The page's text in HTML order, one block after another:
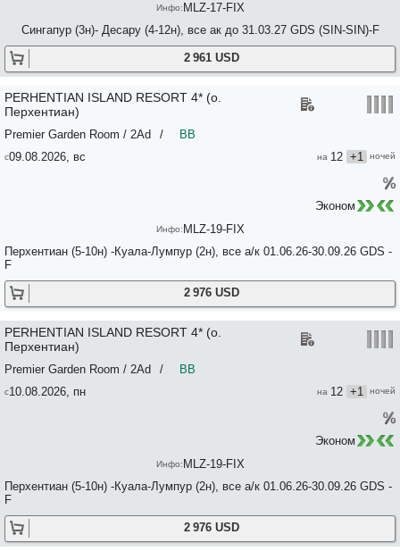
Сингапур (3н)- Десару (4-12н), все ак до 31.03.27 GDS (SIN-SIN)-F
2 961 USD
MLZ-17-FIX
09.08.2026, вс
Перхентиан (5-10н) -Куала-Лумпур (2н), все а/к 01.06.26-30.09.26 GDS -
F
12 +1
PERHENTIAN ISLAND RESORT 4* (о.
Перхентиан)
/ BB
Premier Garden Room / 2Ad
2 976 USD
MLZ-19-FIX
Эконом
10.08.2026, пн
Перхентиан (5-10н) -Куала-Лумпур (2н), все а/к 01.06.26-30.09.26 GDS -
F
12 +1
PERHENTIAN ISLAND RESORT 4* (о.
Перхентиан)
/ BB
Premier Garden Room / 2Ad
2 976 USD
MLZ-19-FIX
Эконом